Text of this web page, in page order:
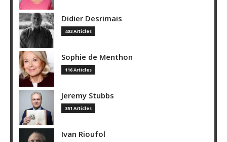
Didier Desrimais
403 Articles
Sophie de Menthon
116 Articles
Jeremy Stubbs
351 Articles
Ivan Rioufol